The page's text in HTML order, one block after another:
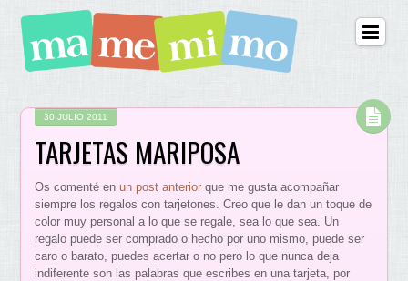
30 JULIO 2011
TARJETAS MARIPOSA
Os comenté enun post anterior que me gusta acompañar
siempre los regalos con tarjetones. Creo que le dan un toque de
color muy personal a lo que se regale, sea lo que sea. Un
regalo puede ser comprado o hecho por uno mismo, puede ser
caro o barato, puedes acertar o no pero lo que nunca deja
indiferente son las palabras que escribes en una tarjeta, por